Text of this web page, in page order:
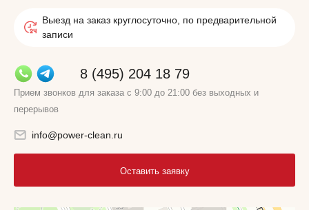
Выезд на заказ круглосуточно, по предварительной
записи
8 (495) 204 18 79
Прием звонков для заказа с 9:00 до 21:00 без выходных и
перерывов
info@power-clean.ru
Оставить заявку